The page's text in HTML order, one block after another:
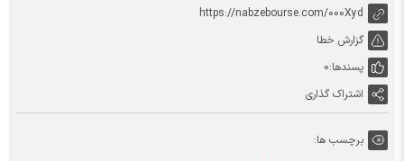
https://nabzebourse.com/000Xyd
گزارش خطا
پسندها:0
اشتراک گذاری
برچسب ها: